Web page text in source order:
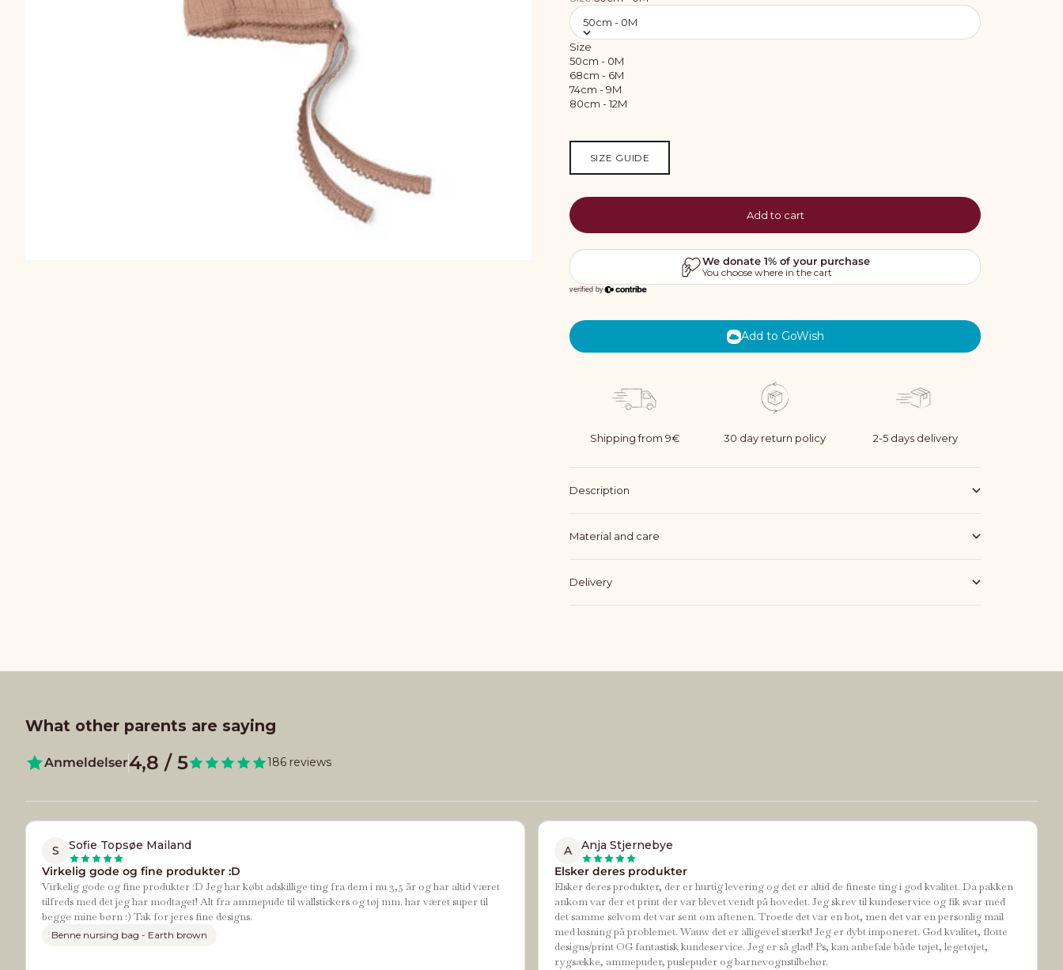
50cm - 0M
Size
50cm - 0M
68cm - 6M
74cm - 9M
80cm - 12M
SIZE GUIDE
Add to cart
Add to GoWish
Shipping from 9€ 30 day return policy 2-5 days delivery
Description
Material and care
Delivery
What other parents are saying
Anmeldelser4,8 / 5 186 reviews
S
Sofie Topsøe Mailand
Virkelig gode og fine produkter :D
Virkelig gode og fine produkter :D Jeg har købt adskillige ting fra dem i nu 3,5 år og har altid været
tilfreds med det jeg har modtaget! Alt fra ammepude til wallstickers og tøj mm. har været super til
begge mine børn :) Tak for jeres fine designs.
Benne nursing bag - Earth brown
A
Anja Stjernebye
Elsker deres produkter
Elsker deres produkter, der er hurtig levering og det er altid de fineste ting i god kvalitet. Da pakken
ankom var der et print der var blevet vendt på hovedet. Jeg skrev til kundeservice og fik svar med
det samme selvom det var sent om aftenen. Troede det var en bot, men det var en personlig mail
med løsning på problemet. Wauw det er alligevel stærkt! Jeg er dybt imponeret. God kvalitet, flotte
designs/print OG fantastisk kundeservice. Jeg er så glad! Ps, kan anbefale både tøjet, legetøjet,
rygsække, ammepuder, puslepuder og barnevognstilbehør.